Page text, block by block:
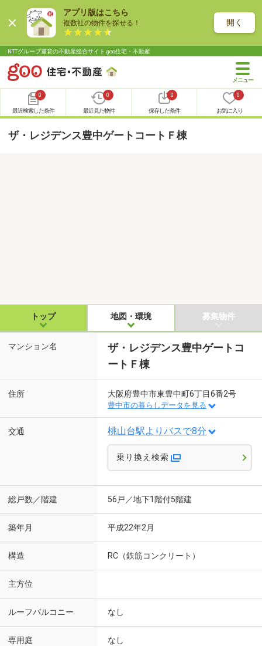
アプリ版はこちら
複数社の物件を探せる！ 開く
NTTグループ運営の不動産総合サイト goo住宅・不動産
0
最近検索した条件
0
最近見た物件
0
保存した条件
0
お気に入り
ザ・レジデンス豊中ゲートコートＦ棟
トップ 地図・環境 募集物件
マンション名
ザ・レジデンス豊中ゲートコ
ートＦ棟
住所 大阪府豊中市東豊中町6丁目6番2号
豊中市の暮らしデータを見る
交通 桃山台駅よりバスで8分
乗り換え検索
総戸数／階建 56戸／地下1階付5階建
築年月 平成22年2月
構造 RC（鉄筋コンクリート）
主方位
ルーフバルコニー なし
専用庭 なし